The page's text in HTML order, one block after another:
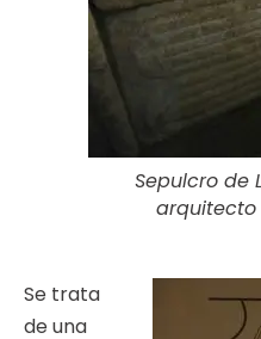
Sepulcro de
arquitecto
Se trata
de una